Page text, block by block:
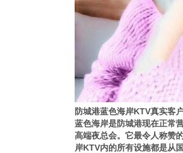
防城港蓝色海岸KTV真实客
蓝色海岸是防城港现在正常
高端夜总会。它最令人称赞
岸KTV内的所有设施都是从